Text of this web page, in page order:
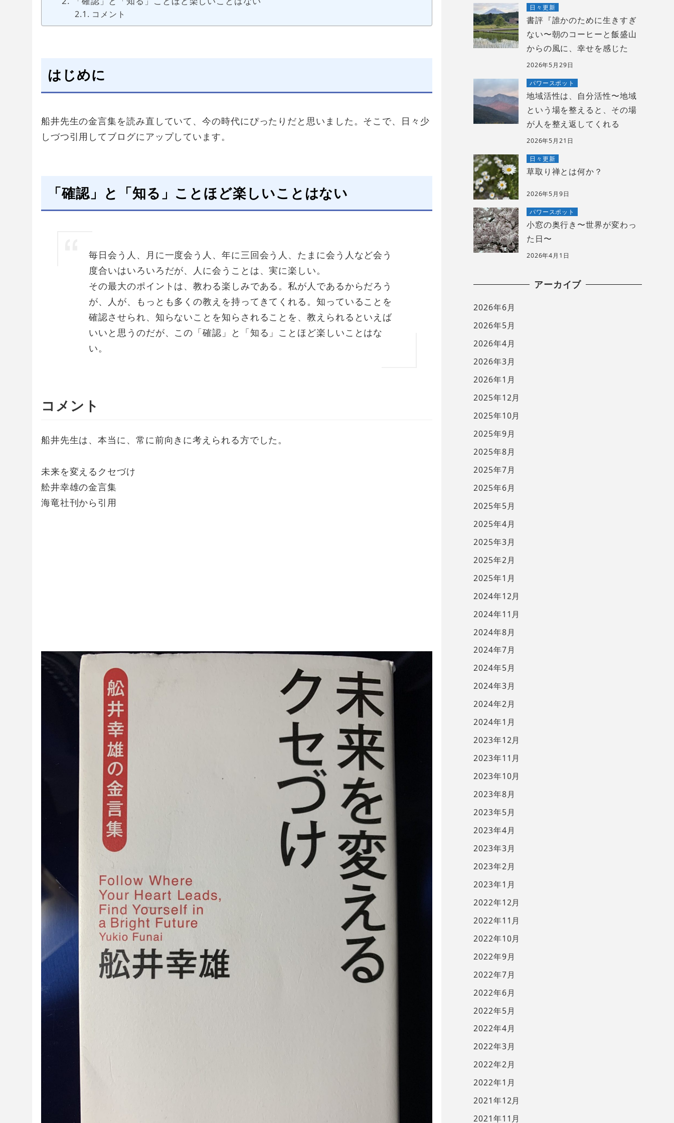
コメント
はじめに
船井先生の金言集を読み直していて、今の時代にぴったりだと思いました。そこで、日々少
しづつ引用してブログにアップしています。
「確認」と「知る」ことほど楽しいことはない
毎日会う人、月に一度会う人、年に三回会う人、たまに会う人など会う
度合いはいろいろだが、人に会うことは、実に楽しい。
その最大のポイントは、教わる楽しみである。私が人であるからだろう
が、人が、もっとも多くの教えを持ってきてくれる。知っていることを
確認させられ、知らないことを知らされることを、教えられるといえば
いいと思うのだが、この「確認」と「知る」ことほど楽しいことはな
い。
コメント
船井先生は、本当に、常に前向きに考えられる方でした。
未来を変えるクセづけ
舩井幸雄の金言集
海竜社刊から引用
日々更新
書評『誰かのために生きすぎ
ない〜朝のコーヒーと飯盛山
からの風に、幸せを感じた
2026年5月29日
パワースポット
地域活性は、自分活性〜地域
という場を整えると、その場
が人を整え返してくれる
2026年5月21日
日々更新
草取り禅とは何か？
2026年5月9日
パワースポット
小窓の奥行き〜世界が変わっ
た日〜
2026年4月1日
アーカイブ
2026年6月
2026年5月
2026年4月
2026年3月
2026年1月
2025年12月
2025年10月
2025年9月
2025年8月
2025年7月
2025年6月
2025年5月
2025年4月
2025年3月
2025年2月
2025年1月
2024年12月
2024年11月
2024年8月
2024年7月
2024年5月
2024年3月
2024年2月
2024年1月
2023年12月
2023年11月
2023年10月
2023年8月
2023年5月
2023年4月
2023年3月
2023年2月
2023年1月
2022年12月
2022年11月
2022年10月
2022年9月
2022年7月
2022年6月
2022年5月
2022年4月
2022年3月
2022年2月
2022年1月
2021年12月
2021年11月